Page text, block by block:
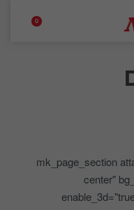
0
[mk_page_section
center"